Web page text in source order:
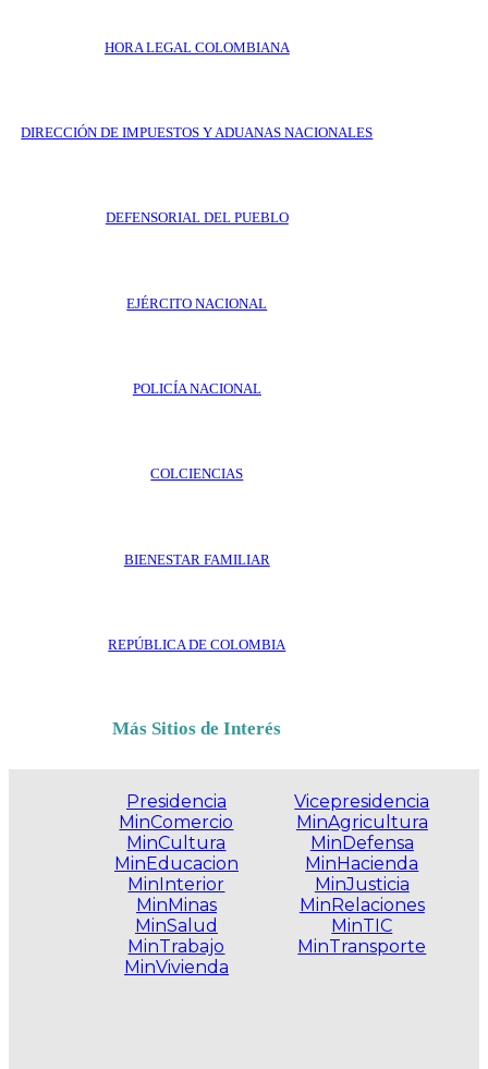
HORA LEGAL COLOMBIANA
DIRECCIÓN DE IMPUESTOS Y ADUANAS NACIONALES
DEFENSORIAL DEL PUEBLO
EJÉRCITO NACIONAL
POLICÍA NACIONAL
COLCIENCIAS
BIENESTAR FAMILIAR
REPÚBLICA DE COLOMBIA
Más Sitios de Interés
Presidencia
MinComercio
MinCultura
MinEducacion
MinInterior
MinMinas
MinSalud
MinTrabajo
MinVivienda
Vicepresidencia
MinAgricultura
MinDefensa
MinHacienda
MinJusticia
MinRelaciones
MinTIC
MinTransporte